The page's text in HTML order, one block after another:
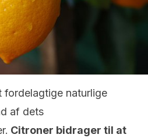
fordelagtige naturlige
af dets
Citroner bidrager til at